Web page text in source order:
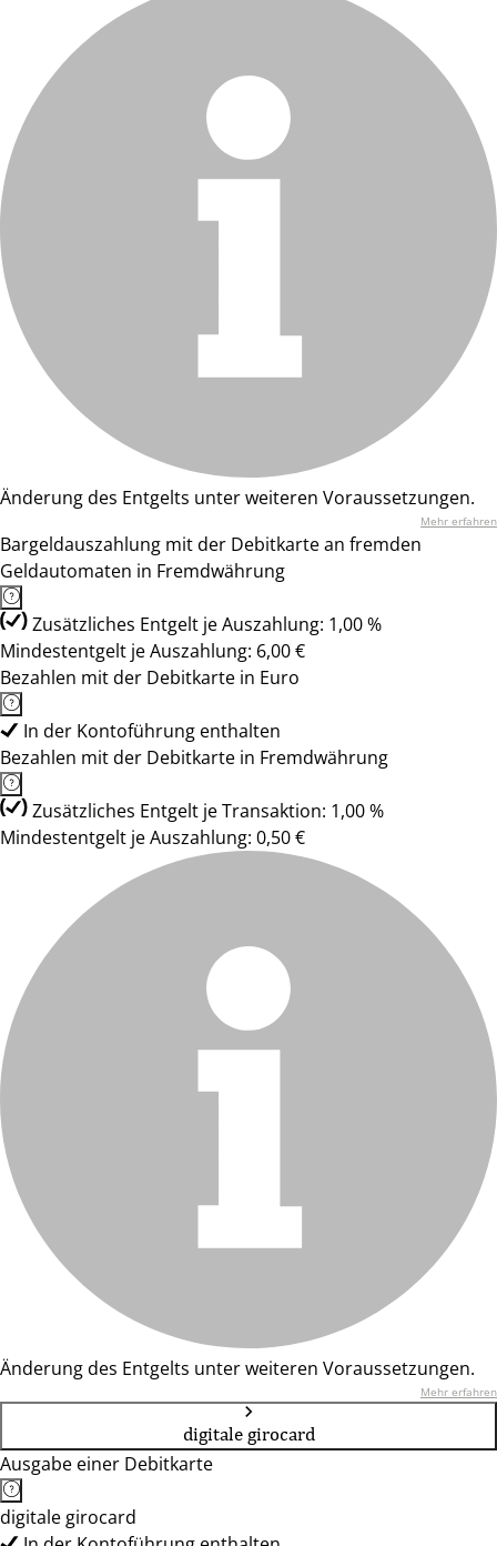
Änderung des Entgelts unter weiteren Voraussetzungen.
Mehr erfahren
Bargeldauszahlung mit der Debitkarte an fremden
Geldautomaten in Fremdwährung
Zusätzliches Entgelt je Auszahlung: 1,00 %
Mindestentgelt je Auszahlung: 6,00 €
Bezahlen mit der Debitkarte in Euro
In der Kontoführung enthalten
Bezahlen mit der Debitkarte in Fremdwährung
Zusätzliches Entgelt je Transaktion: 1,00 %
Mindestentgelt je Auszahlung: 0,50 €
Änderung des Entgelts unter weiteren Voraussetzungen.
Mehr erfahren
digitale girocard
Ausgabe einer Debitkarte
digitale girocard